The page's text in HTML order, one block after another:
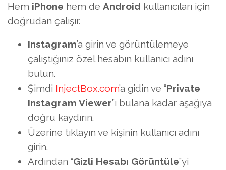
Hem iPhone hem de Android kullanıcıları için
doğrudan çalışır.
Instagram’a girin ve görüntülemeye
çalıştığınız özel hesabın kullanıcı adını
bulun.
Şimdi InjectBox.com’a gidin ve “Private
Instagram Viewer”ı bulana kadar aşağıya
doğru kaydırın.
Üzerine tıklayın ve kişinin kullanıcı adını
girin.
Ardından “Gizli Hesabı Görüntüle”yi